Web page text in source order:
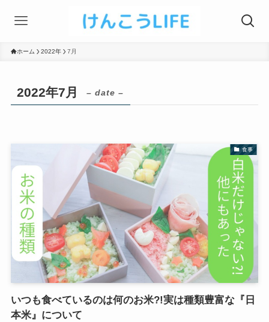
ホーム 2022年 7月
2022年7月 – date –
食事
いつも食べているのは何のお米?!実は種類豊富な『日
本米』について